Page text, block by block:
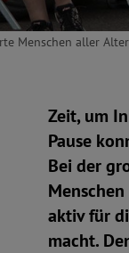
Menschen aller
Zeit, um
Pause
Bei der
aktiv für
macht.